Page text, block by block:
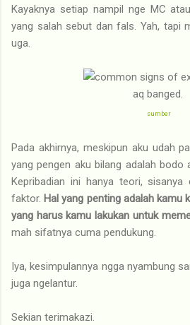
Kayaknya setiap nampil nge MC
yang salah sebut dan fals. Yah, tapi
uga.
aq banged.
sumber
Pada akhirnya, meskipun aku udah
yang pengen aku bilang adalah bodo
Kepribadian ini hanya teori, sisanya
faktor. Hal yang penting adalah kamu
yang harus kamu lakukan untuk
mah sifatnya cuma pendukung.
Iya, kesimpulannya ngga nyambung
juga ngelantur.
Sekian terimakazi.